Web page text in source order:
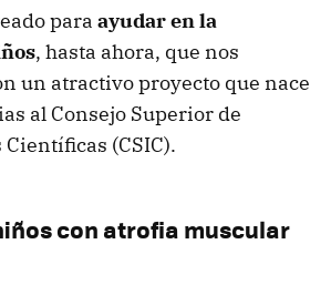
para ayudar en la
, hasta ahora, que nos
un atractivo proyecto que nace
al Consejo Superior de
(CSIC).
con atrofia muscular